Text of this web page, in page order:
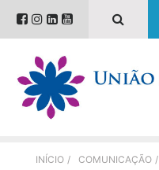
INÍCIO / COMUNICAÇÃO /